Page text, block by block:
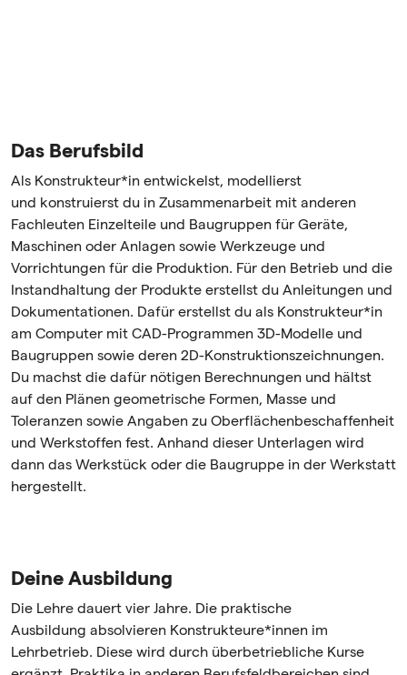
Das Berufsbild
Als Konstrukteur*in entwickelst, modellierst
und konstruierst du in Zusammenarbeit mit anderen
Fachleuten Einzelteile und Baugruppen für Geräte,
Maschinen oder Anlagen sowie Werkzeuge und
Vorrichtungen für die Produktion. Für den Betrieb und die
Instandhaltung der Produkte erstellst du Anleitungen und
Dokumentationen. Dafür erstellst du als Konstrukteur*in
am Computer mit CAD-Programmen 3D-Modelle und
Baugruppen sowie deren 2D-Konstruktionszeichnungen.
Du machst die dafür nötigen Berechnungen und hältst
auf den Plänen geometrische Formen, Masse und
Toleranzen sowie Angaben zu Oberflächenbeschaffenheit
und Werkstoffen fest. Anhand dieser Unterlagen wird
dann das Werkstück oder die Baugruppe in der Werkstatt
hergestellt.
Deine Ausbildung
Die Lehre dauert vier Jahre. Die praktische
Ausbildung absolvieren Konstrukteure*innen im
Lehrbetrieb. Diese wird durch überbetriebliche Kurse